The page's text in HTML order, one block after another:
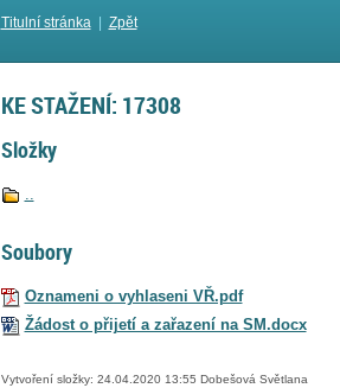
Titulní stránka| Zpět
KE STAŽENÍ: 17308
Složky
..
Soubory
Oznameni o vyhlaseni VŘ.pdf
Žádost o přijetí a zařazení na SM.docx
Vytvoření složky: 24.04.2020 13:55 Dobešová Světlana